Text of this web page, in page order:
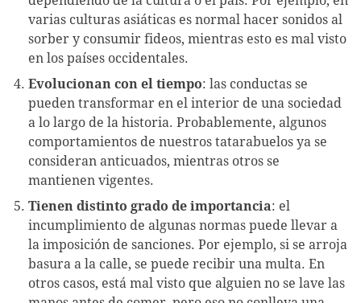
varias culturas asiáticas es normal hacer sonidos al
sorber y consumir fideos, mientras esto es mal visto
en los países occidentales.
Evolucionan con el tiempo: las conductas se
pueden transformar en el interior de una sociedad
a lo largo de la historia. Probablemente, algunos
comportamientos de nuestros tatarabuelos ya se
consideran anticuados, mientras otros se
mantienen vigentes.
Tienen distinto grado de importancia: el
incumplimiento de algunas normas puede llevar a
la imposición de sanciones. Por ejemplo, si se arroja
basura a la calle, se puede recibir una multa. En
otros casos, está mal visto que alguien no se lave las